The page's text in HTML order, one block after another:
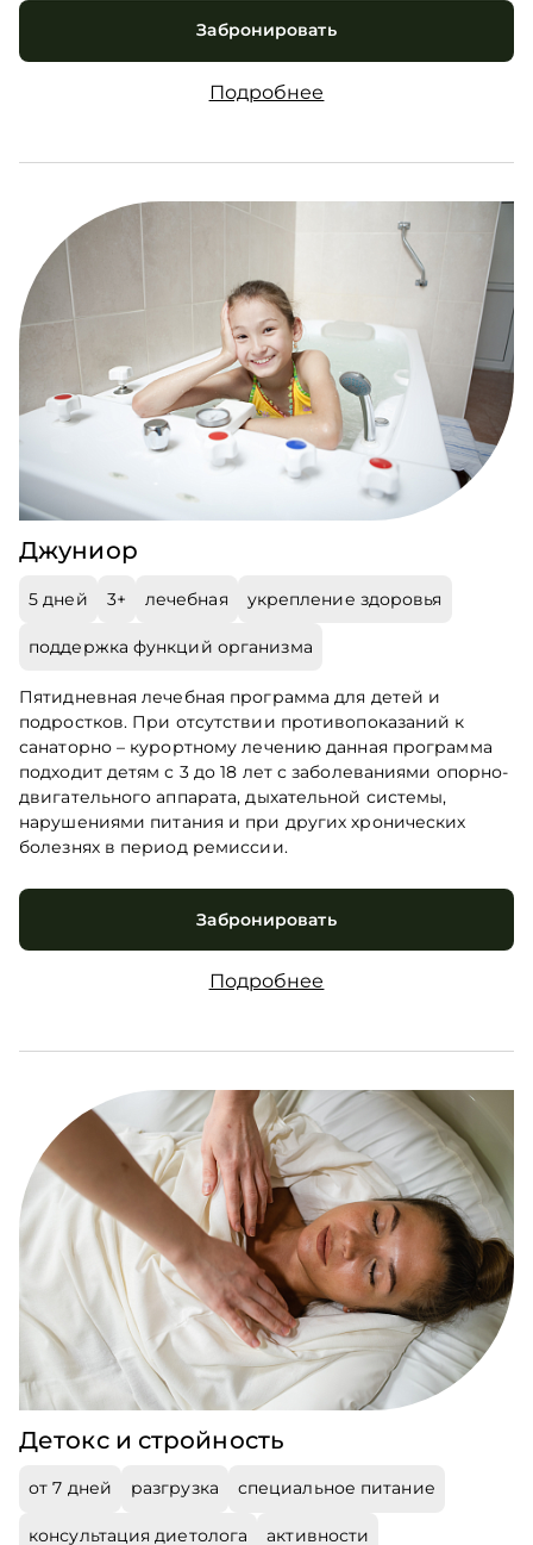
Забронировать
Подробнее
Джуниор
5 дней 3+ лечебная укрепление здоровья
поддержка функций организма
Пятидневная лечебная программа для детей и
подростков. При отсутствии противопоказаний к
санаторно – курортному лечению данная программа
подходит детям с 3 до 18 лет с заболеваниями опорно-
двигательного аппарата, дыхательной системы,
нарушениями питания и при других хронических
болезнях в период ремиссии.
Забронировать
Подробнее
Детокс и стройность
от 7 дней разгрузка специальное питание
консультация диетолога активности